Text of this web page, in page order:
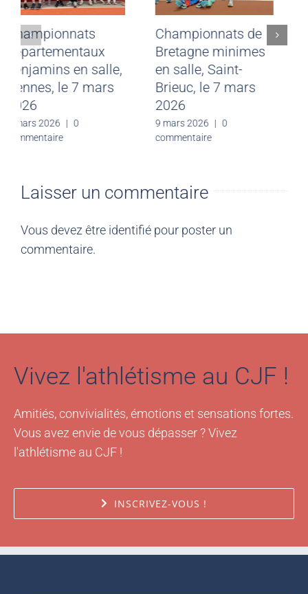
Championnats
départementaux
benjamins en salle,
Rennes, le 7 mars
2026
9 mars 2026
commentaire
Championnats de
Bretagne minimes
en salle, Saint-
Brieuc, le 7 mars
2026
9 mars 2026
commentaire
Laisser un commentaire
Vous devez être identifié pour poster un
commentaire.
Vivez l'athlétisme au CJF !
Amitiés, convivialités, émotions et sensations fortes.
Vous avez envie de vous dépasser ? Vivez
l'athlétisme au CJF !
INSCRIVEZ-VOUS !